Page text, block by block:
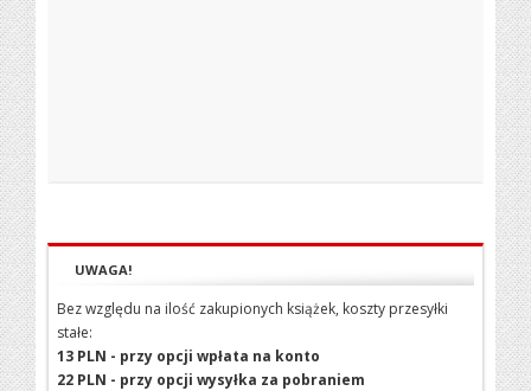
UWAGA!
Bez względu na ilość zakupionych książek, koszty przesyłki
stałe:
13 PLN - przy opcji wpłata na konto
22 PLN - przy opcji wysyłka za pobraniem